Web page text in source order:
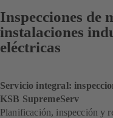
Inspecciones de
instalaciones
eléctricas
Servicio integral:
KSB SupremeServ
Planificación, inspección y